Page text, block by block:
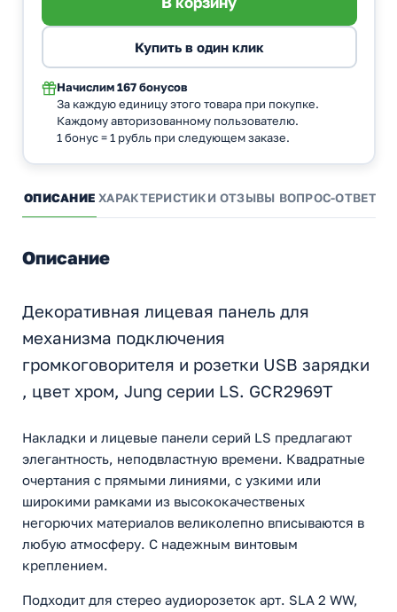
Начислим 167 бонусов
За каждую единицу этого товара при покупке.
Каждому авторизованному пользователю.
1 бонус = 1 рубль при следующем заказе.
ОПИСАНИЕ ХАРАКТЕРИСТИКИ ОТЗЫВЫ ВОПРОС-ОТВЕТ
Описание
Декоративная лицевая панель для
механизма подключения
громкоговорителя и розетки USB зарядки
, цвет хром, Jung серии LS. GCR2969T
Накладки и лицевые панели серий LS предлагают
элегантность, неподвластную времени. Квадратные
очертания с прямыми линиями, с узкими или
широкими рамками из высококачественых
негорючих материалов великолепно вписываются в
любую атмосферу. С надежным винтовым
креплением.
Подходит для стерео аудиорозеток арт. SLA 2 WW,